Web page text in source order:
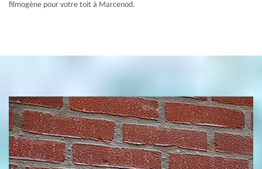
filmogène pour votre toit à Marcenod.